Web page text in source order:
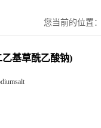
您当前的位置：
基草酰乙酸钠)